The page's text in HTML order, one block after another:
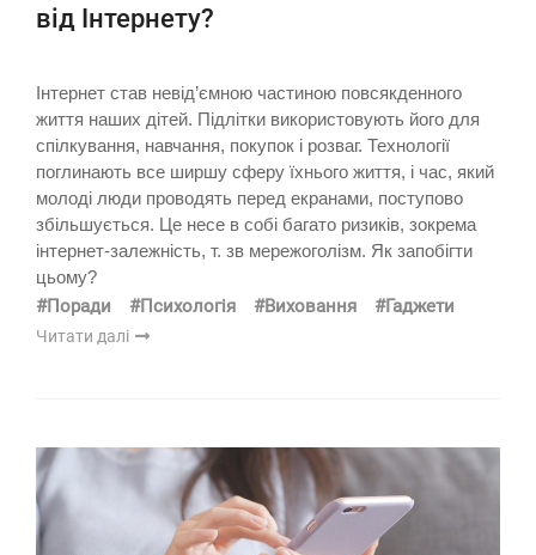
від Інтернету?
Інтернет став невід’ємною частиною повсякденного
життя наших дітей. Підлітки використовують його для
спілкування, навчання, покупок і розваг. Технології
поглинають все ширшу сферу їхнього життя, і час, який
молоді люди проводять перед екранами, поступово
збільшується. Це несе в собі багато ризиків, зокрема
інтернет-залежність, т. зв мережоголізм. Як запобігти
цьому?
#Поради #Психологія #Виховання #Гаджети
Читати далі